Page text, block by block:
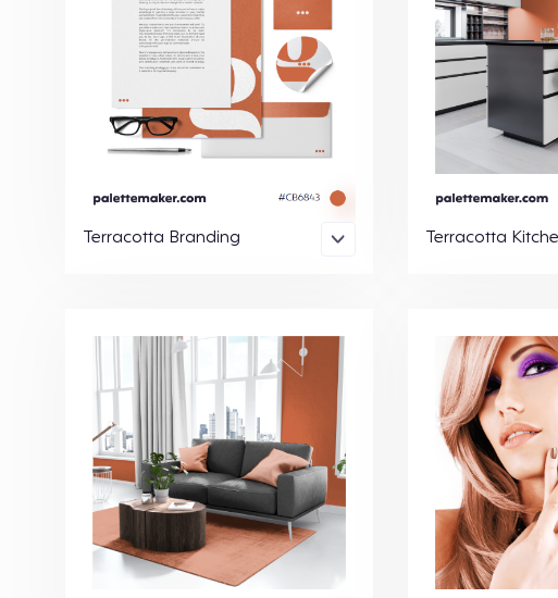
Terracotta Branding Terracotta